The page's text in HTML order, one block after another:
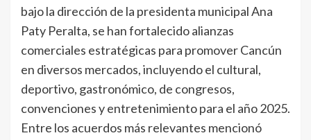
bajo la dirección de la presidenta municipal Ana
Paty Peralta, se han fortalecido alianzas
comerciales estratégicas para promover Cancún
en diversos mercados, incluyendo el cultural,
deportivo, gastronómico, de congresos,
convenciones y entretenimiento para el año 2025.
Entre los acuerdos más relevantes mencionó